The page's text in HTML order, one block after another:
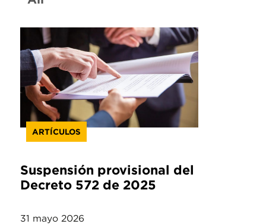
ARTÍCULOS
Suspensión provisional del
Decreto 572 de 2025
31 mayo 2026